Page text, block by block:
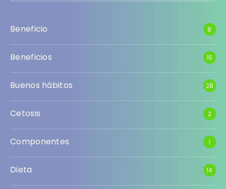
Beneficio 8
Beneficios 15
Buenos hábitos 28
Cetosis 2
Componentes 1
Dieta 14